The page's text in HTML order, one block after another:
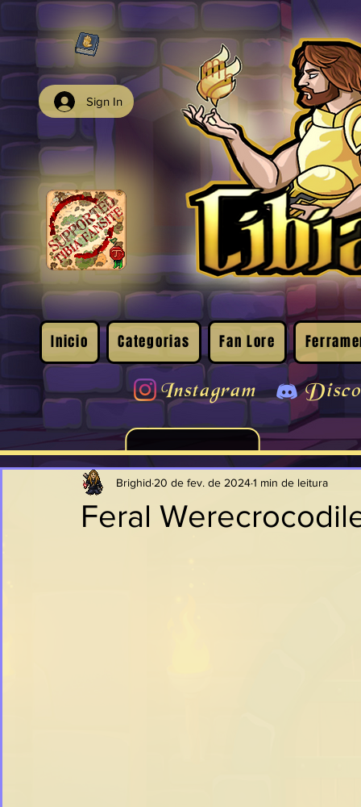
Sign In
Inicio Categorias Fan Lore
Instagram
Feral
Brighid 20 de fev. de 20241 min de leitura